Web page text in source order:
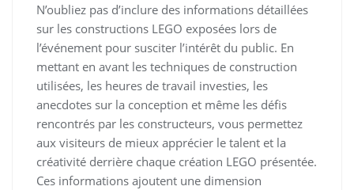
N’oubliez pas d’inclure des informations détaillées
sur les constructions LEGO exposées lors de
l’événement pour susciter l’intérêt du public. En
mettant en avant les techniques de construction
utilisées, les heures de travail investies, les
anecdotes sur la conception et même les défis
rencontrés par les constructeurs, vous permettez
aux visiteurs de mieux apprécier le talent et la
créativité derrière chaque création LEGO présentée.
Ces informations ajoutent une dimension